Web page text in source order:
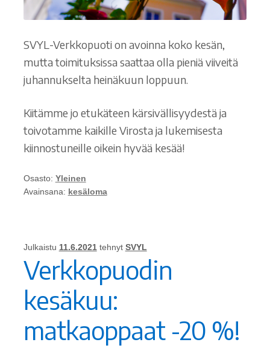
SVYL-Verkkopuoti on avoinna koko kesän,
mutta toimituksissa saattaa olla pieniä viiveitä
juhannukselta heinäkuun loppuun.
Kiitämme jo etukäteen kärsivällisyydestä ja
toivotamme kaikille Virosta ja lukemisesta
kiinnostuneille oikein hyvää kesää!
Osasto: Yleinen
Avainsana: kesäloma
Julkaistu 11.6.2021 tehnyt SVYL
Verkkopuodin
kesäkuu:
matkaoppaat -20 %!